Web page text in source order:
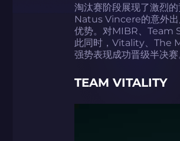
淘汰赛阶段展现了激烈
Natus Vincere的意外出
优势。对MIBR、Team
此同时，Vitality、The
强势表现成功晋级半决赛
TEAM VITALITY